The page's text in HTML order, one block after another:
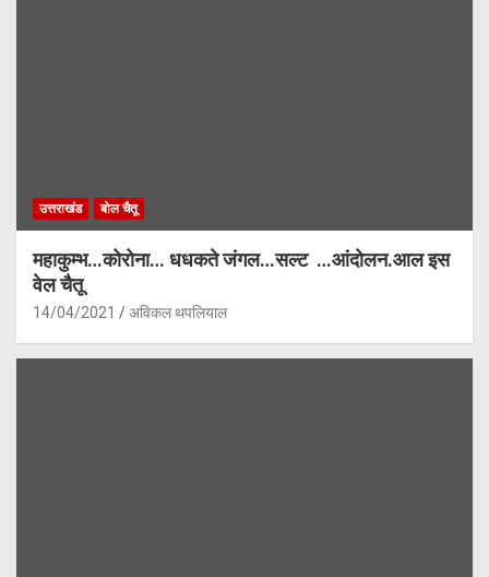
उत्तराखंड बोल चैतू
महाकुम्भ…कोरोना… धधकते जंगल…सल्ट …आंदोलन.आल इस
वेल चैतू
14/04/2021 अविकल थपलियाल